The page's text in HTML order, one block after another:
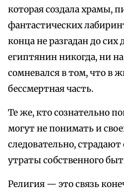
которая создала храмы,
фантастических
конца не разгадан до
египтянин никогда, ни
сомневался в том, что в
бессмертная часть.
Те же, кто сознательно
могут не понимать и
следовательно,
утраты собственного
Религия — это связь